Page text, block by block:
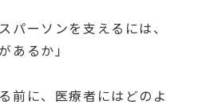
パーソンを支えるには、
あるか」
前に、医療者にはどのよ